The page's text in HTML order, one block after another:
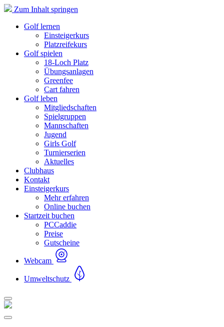
Zum Inhalt springen
Golf lernen
Einsteigerkurs
Platzreifekurs
Golf spielen
18-Loch Platz
Übungsanlagen
Greenfee
Cart fahren
Golf leben
Mitgliedschaften
Spielgruppen
Mannschaften
Jugend
Girls Golf
Turnierserien
Aktuelles
Clubhaus
Kontakt
Einsteigerkurs
Mehr erfahren
Online buchen
Startzeit buchen
PCCaddie
Preise
Gutscheine
Webcam
Umweltschutz